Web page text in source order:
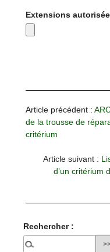
Extensions
Article précédent :
de la trousse de
critérium
Article suivant :
d’un critérium
Rechercher :